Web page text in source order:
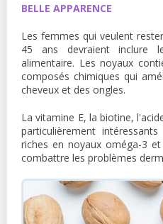
BELLE APPARENCE
Les femmes qui veulent
45 ans devraient inclure
alimentaire. Les noyaux
composés chimiques qui
cheveux et des ongles.
La vitamine E, la biotine,
particulièrement
riches en noyaux oméga-3
combattre les problèmes